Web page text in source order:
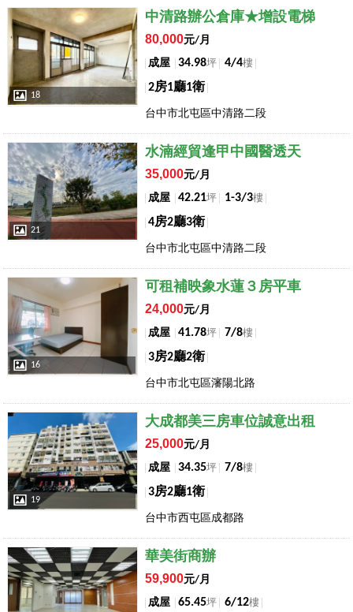
店長推薦
18
中清路辦公倉庫★增設電梯
80,000元/月
成屋
34.98坪 4/4樓
2房1廳1衛
台中市北屯區中清路二段
店長推薦
21
水湳經貿逢甲中國醫透天
35,000元/月
成屋
42.21坪 1-3/3樓
4房2廳3衛
台中市北屯區中清路二段
16
可租補映象水蓮３房平車
24,000元/月
成屋
41.78坪 7/8樓
3房2廳2衛
台中市北屯區瀋陽北路
19
大成都美三房車位誠意出租
25,000元/月
成屋
34.35坪 7/8樓
3房2廳1衛
台中市西屯區成都路
店長推薦 華美街商辦
59,900元/月
成屋
65.45坪 6/12樓